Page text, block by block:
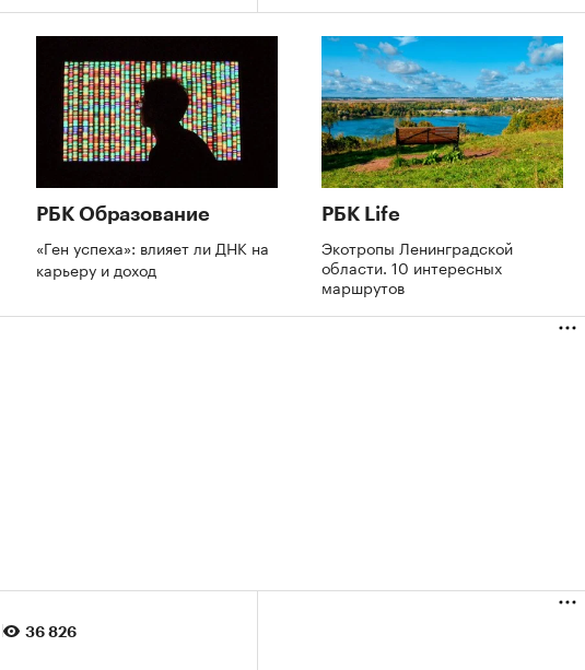
РБК Образование
«Ген успеха»: влияет ли ДНК на
карьеру и доход
РБК Life
Экотропы Ленинградской
области. 10 интересных
маршрутов
36 826